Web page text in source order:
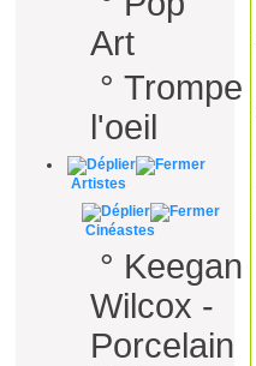
Art
° Trompe
l'oeil
Artistes
Cinéastes
° Keegan
Wilcox -
Porcelain